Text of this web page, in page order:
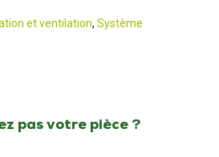
et ventilation, Système
pas votre pièce ?